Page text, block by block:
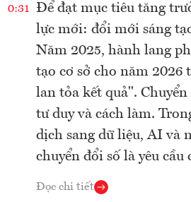
0:31
Để đạt mục tiêu tăng
lực mới: đổi mới sáng
Năm 2025, hành lang
tạo cơ sở cho năm
lan tỏa kết quả".
tư duy và cách làm.
dịch sang dữ liệu, AI và
chuyển đổi số là yêu
Đọc chi tiết